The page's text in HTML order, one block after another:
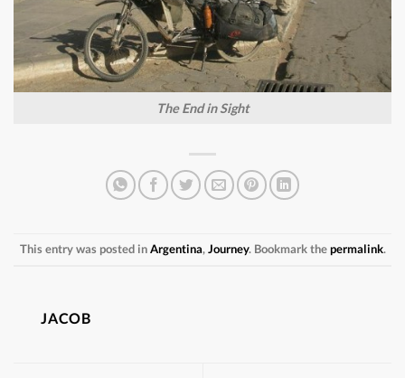
The End in Sight
This entry was posted inArgentina,Journey. Bookmark thepermalink.
JACOB